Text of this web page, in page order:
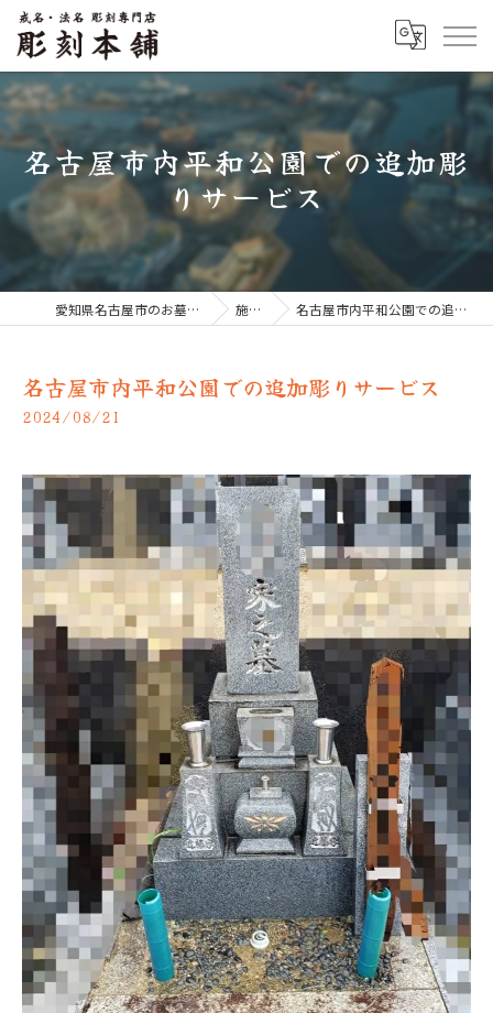
名古屋市内平和公園での追加彫
りサービス
愛知県名古屋市のお墓なら彫刻本舗 施工例 名古屋市内平和公園での追加彫りサービス
名古屋市内平和公園での追加彫りサービス
2024/08/21